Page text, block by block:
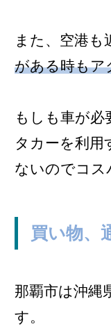
また、空港も
がある時もア
もしも車が必
タカーを利用
ないのでコス
買い物、
那覇市は沖縄
す。